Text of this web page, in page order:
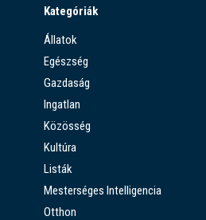
Kategóriák
Állatok
Egészség
Gazdaság
Ingatlan
Közösség
Kultúra
Listák
Mesterséges Intelligencia
Otthon